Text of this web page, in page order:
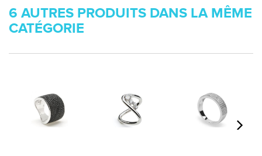
6 AUTRES PRODUITS DANS LA MÊME
CATÉGORIE